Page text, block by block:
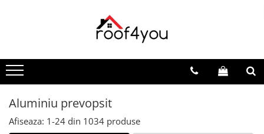
Tinichigerie - Scule
Foarfeci
Foarfeci pelican
Foarfeci de stanga (L)
Foarfeci de dreapta (R)
Aluminiu prevopsit
Afiseaza: 1-24 din 1034 produse